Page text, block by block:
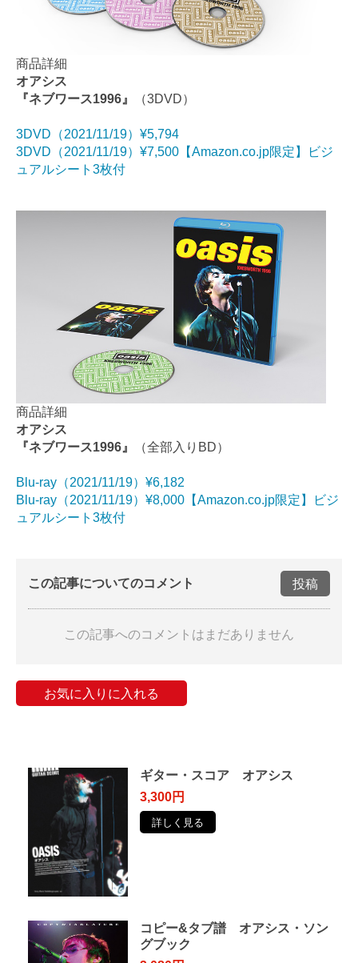
商品詳細
オアシス
『ネブワース1996』
（3DVD）
3DVD（2021/11/19）¥5,794
3DVD（2021/11/19）¥7,500【Amazon.co.jp限定】ビジ
ュアルシート3枚付
商品詳細
オアシス
『ネブワース1996』
（全部入りBD）
Blu-ray（2021/11/19）¥6,182
Blu-ray（2021/11/19）¥8,000【Amazon.co.jp限定】ビジ
ュアルシート3枚付
この記事についてのコメント 投稿
この記事へのコメントはまだありません
お気に入りに入れる
ギター・スコア オアシス
3,300円
詳しく見る
コピー&タブ譜 オアシス・ソン
グブック